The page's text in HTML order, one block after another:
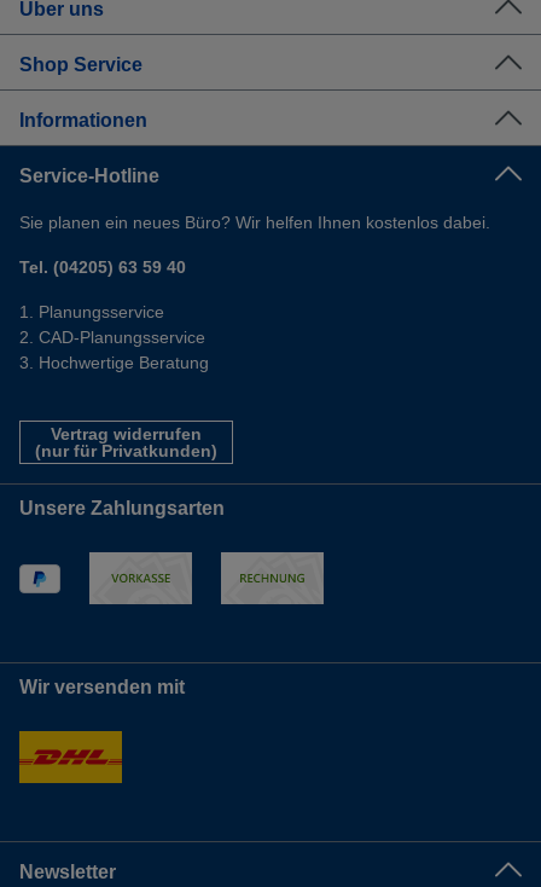
Über uns
Shop Service
Informationen
Service-Hotline
Sie planen ein neues Büro? Wir helfen Ihnen kostenlos dabei.
Tel. (04205) 63 59 40
Planungsservice
CAD-Planungsservice
Hochwertige Beratung
Vertrag widerrufen
(nur für Privatkunden)
Unsere Zahlungsarten
Wir versenden mit
Newsletter